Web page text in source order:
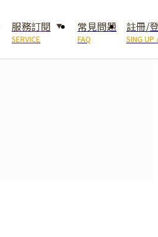
服務訂閱
SERVICE
常見問題
FAQ
註冊/
SING UP